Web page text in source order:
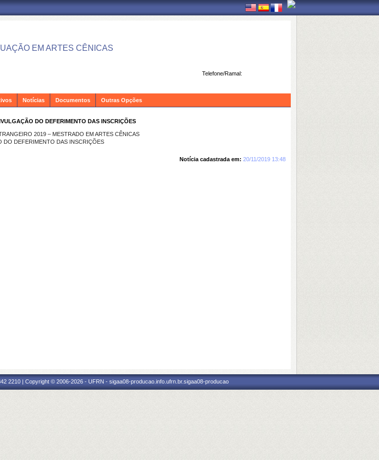
EM ARTES CÊNICAS
Telefone/Ramal:
Notícias Documentos Outras Opções
DO DEFERIMENTO DAS INSCRIÇÕES
2019 – MESTRADO EM ARTES CÊNICAS
DO DEFERIMENTO DAS INSCRIÇÕES
Notícia cadastrada em: 20/11/2019 13:48
2210 | Copyright © 2006-2026 - UFRN - sigaa08-producao.info.ufrn.br.sigaa08-producao